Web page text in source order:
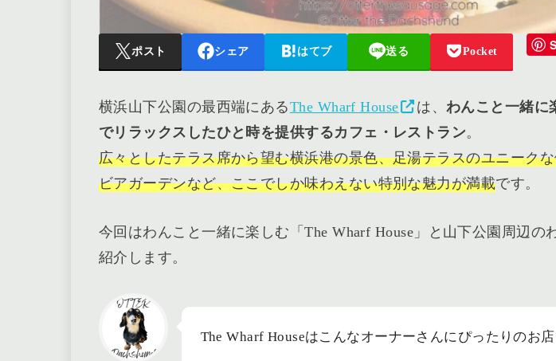
ポスト シェア はてブ 送る Pocket
横浜山下公園の最西端にあるThe Wharf House は、 わんこと一緒に
でリラックスしたひと時を提供するカフェ・レストラン。
広々としたテラス席から望む横浜港の景色、足湯テラスのユニーク
ビアガーデンなど、ここでしか味わえない特別な魅力が満載です。
今回はわんこと一緒に楽しむ「The Wharf House」と山下公園周辺の
紹介します。
The Wharf Houseはこんなオーナーさんにぴったりのお店